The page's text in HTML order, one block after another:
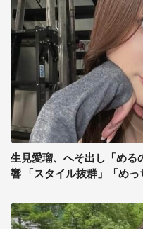
生見愛瑠、へそ出し「める
響 「スタイル抜群」「めっ